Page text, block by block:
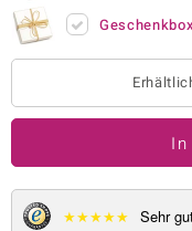
Collection
BY DE MELO
★★★★★ Sehr